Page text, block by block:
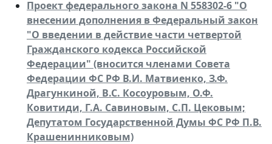
Проект федерального закона N 558302-6 "О
внесении дополнения в Федеральный закон
"О введении в действие части четвертой
Гражданского кодекса Российской
Федерации" (вносится членами Совета
Федерации ФС РФ В.И. Матвиенко, З.Ф.
Драгункиной, B.C. Косоуровым, О.Ф.
Ковитиди, Г.А. Савиновым, С.П. Цековым;
Депутатом Государственной Думы ФС РФ П.В.
Крашенинниковым)